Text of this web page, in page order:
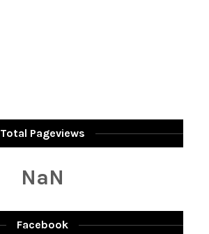
Total Pageviews
NaN
Facebook